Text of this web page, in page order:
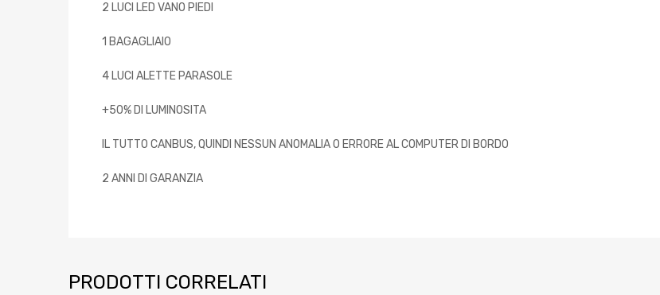
2 LUCI LED VANO PIEDI
1 BAGAGLIAIO
4 LUCI ALETTE PARASOLE
+50% DI LUMINOSITA
IL TUTTO CANBUS, QUINDI NESSUN ANOMALIA O ERRORE AL COMPUTER DI BORDO
2 ANNI DI GARANZIA
PRODOTTI CORRELATI